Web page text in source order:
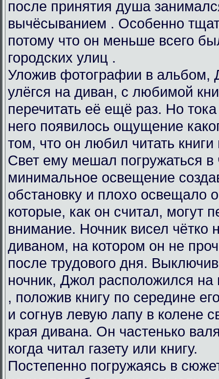
после принятия душа
вычёсыванием . Особенно
потому что он меньше всего
городских улиц .
Уложив фотографии в
улёгся на диван, с любимой
перечитать её ещё раз. Но
него появилось ощущение
том, что он любил читать
Свет ему мешал погружаться в
минимальное освещение
обстановку и плохо освещало
которые, как он считал, могут
внимание. Ночник висел
диваном, на котором он не
после трудового дня.
ночник, Джол расположился
, положив книгу по середине
и согнув левую лапу в колене
края дивана. Он частенько
когда читал газету или книгу.
Постепенно погружаясь в